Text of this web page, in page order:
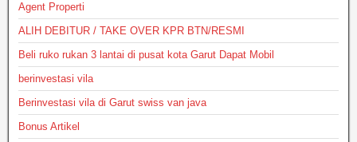
Agent Properti
ALIH DEBITUR / TAKE OVER KPR BTN/RESMI
Beli ruko rukan 3 lantai di pusat kota Garut Dapat Mobil
berinvestasi vila
Berinvestasi vila di Garut swiss van java
Bonus Artikel